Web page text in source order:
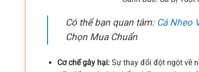
Có thể bạn quan tâm: Cá Nheo
Chọn Mua Chuẩn
Cơ chế gây hại:Sự thay đổi đột ngột về